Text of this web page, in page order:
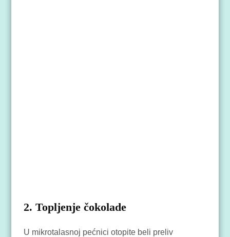
2. Topljenje čokolade
U mikrotalasnoj pećnici otopite beli preliv